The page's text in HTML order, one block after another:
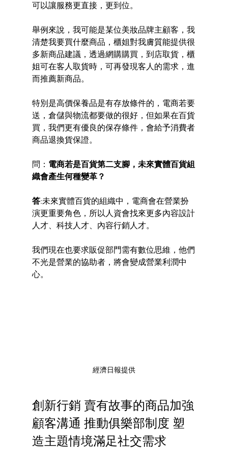
可以讓服務更直接，更到位。
舉例來說，我可能是某位美妝品牌主顧客，我
清楚我要買什麼商品，櫃姐對我膚質能提供很
多新商品建議，透過網購購買，到店取貨，櫃
姐可在客人取貨時，可再發現客人的需求，進
而推薦新商品。
特別是高價保養品是有存放條件的，電商若要
送，倉儲與物流都要做的很好，但如果在百貨
買，我們更有優良的保存條件，會給予消費者
商品退換貨保證。
問： 電商若是百貨第二支腳，未來實體百貨組
織會產生何種變革？
答:未來實體百貨的組織中，電商會在營業扮
演更重要角色，所以人資會找來更多內容設計
人才、科技人才、內容行銷人才。
我們現在也要求販促部門需有數位思維，他們
不光是營業的協助者，將會變成營業利潤中
心。
經濟日報提供
創新行銷 賣有故事的商品加強
顧客溝通 推動俱樂部制度 塑
造主題情境滿足社交需求